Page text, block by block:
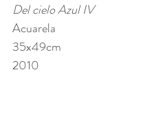
Del cielo Azul IV
Acuarela
35x49cm
2010